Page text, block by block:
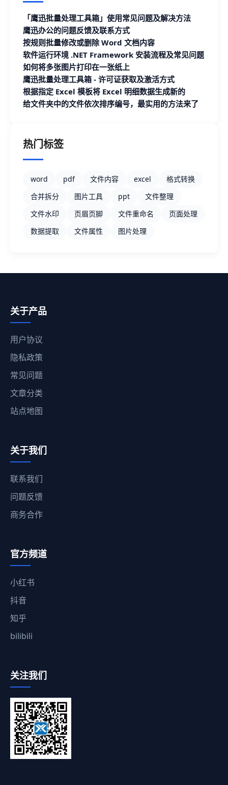
「鹰迅批量处理工具箱」使用常见问题及解决方法
鹰迅办公的问题反馈及联系方式
按规则批量修改或删除 Word 文档内容
软件运行环境 .NET Framework 安装流程及常见问题
如何将多张图片打印在一张纸上
鹰迅批量处理工具箱 - 许可证获取及激活方式
根据指定 Excel 模板将 Excel 明细数据生成新的
Excel 文档
给文件夹中的文件依次排序编号，最实用的方法来了
热门标签
word pdf 文件内容 excel
格式转换
合并拆分
图片工具 ppt
文件整理
文件水印
页眉页脚 文件重命名
页面处理
数据提取
文件属性 图片处理
关于产品
用户协议
隐私政策
常见问题
文章分类
站点地图
关于我们
联系我们
问题反馈
商务合作
官方频道
小红书
抖音
知乎
bilibili
关注我们